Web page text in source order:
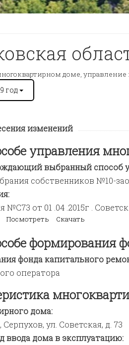
доме,
год
изменений
управления
выбранный способ
собственников №10-
№С73 от 01 .04 .2015г .
Посмотреть Скачать
формирования
фонда капитального
оператора
дома:
ул. Советская, д. 73
ввода дома в эксплуатацию: